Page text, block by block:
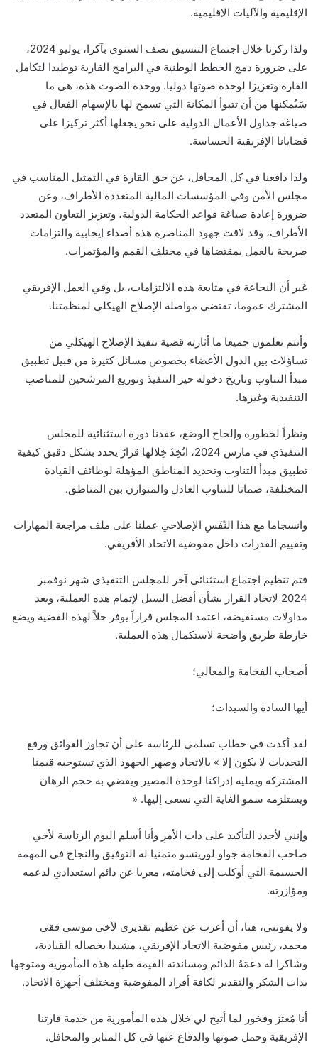
الإقليمية والآليات الإقليمية.
ولذا ركزنا خلال اجتماع التنسيق نصف السنوي بآكرا، يوليو 2024،
على ضرورة دمج الخطط الوطنية في البرامج القارية توطيدا لتكامل
القارة وتعزيزا لوحدة صوتها دوليا. ووحدة الصوت هذه، هي ما
سَيُمكنها من أن تتبوأ المكانة التي تسمح لها بالإسهام الفعال في
صياغة جداول الأعمال الدولية على نحو يجعلها أكثر تركيزا على
قضايانا الإفريقية الحساسة.
ولذا دافعنا في كل المحافل، عن حق القارة في التمثيل المناسب في
مجلس الأمن وفي المؤسسات المالية المتعددة الأطراف، وعن
ضرورة إعادة صياغة قواعد الحكامة الدولية، وتعزيز التعاون المتعدد
الأطراف، وقد لاقت جهود المناصرةِ هذه أصداء إيجابية والتزامات
صريحة بالعمل بمقتضاها في مختلف القمم والمؤتمرات.
غير أن النجاعة في متابعة هذه الالتزامات، بل وفي العمل الإفريقي
المشترك عموما، تقتضي مواصلة الإصلاح الهيكلي لمنظمتنا.
وأنتم تعلمون جميعا ما أثارته قضية تنفيذ الإصلاح الهيكلي من
تساؤلات بين الدول الأعضاء بخصوص مسائل كثيرة من قبيل تطبيق
مبدأ التناوب وتاريخ دخوله حيز التنفيذ وتوزيع المرشحين للمناصب
التنفيذية وغيرها.
ونظراً لخطورة وإلحاح الوضع، عقدنا دورة استثنائية للمجلس
التنفيذي في مارس 2024، اتُخِذَ خِلالها قرارٌ يحدد بشكل دقيق كيفية
تطبيق مبدأ التناوب وتحديد المناطق المؤهلة لوظائف القيادة
المختلفة، ضمانا للتناوب العادل والمتوازن بين المناطق.
وانسجاما مع هذا النّفَسِ الإصلاحي عملنا على ملف مراجعة المهارات
وتقييم القدرات داخل مفوضية الاتحاد الأفريقي.
فتم تنظيم اجتماع استثنائي آخر للمجلس التنفيذي شهر نوفمبر
2024 لاتخاذ القرار بشأن أفضل السبل لإتمام هذه العملية، وبعد
مداولات مستفيضة، اعتمد المجلس قراراً يوفر حلاً لهذه القضية ويضع
خارطة طريق واضحة لاستكمال هذه العملية.
أصحاب الفخامة والمعالي؛
أيها السادة والسيدات؛
لقد أكدت في خطاب تسلمي للرئاسة على أن تجاوز العوائق ورفع
التحديات لا يكون إلا » بالاتحاد وصهر الجهود الذي تستوجبه قيمنا
المشتركة ويمليه إدراكنا لوحدة المصير ويقضي به حجم الرهان
ويستلزمه سمو الغاية التي نسعى إليها. «
وإنني لأجدد التأكيد على ذات الأمرِ وأنا أسلم اليوم الرئاسة لأخي
صاحب الفخامة جواو لورينسو متمنيا له التوفيق والنجاح في المهمة
الجسيمة التي أوكلت إلى فخامته، معربا عن دائم استعدادي لدعمه
ومؤازرته.
ولا يفوتني، هنا، أن أعرب عن عظيم تقديري لأخي موسى فقي
محمد، رئيس مفوضية الاتحاد الإفريقي، مشيدا بخصاله القيادية،
وشاكرا له دعمَهُ الدائم ومساندته القيمة طيلة هذه المأمورية ومتوجها
بذات الشكر والتقدير لكافة أفراد المفوضية ومختلف أجهزة الاتحاد.
أنا مُعتز وفخور لما أتيح لي خلال هذه المأمورية من خدمة قارتنا
الإفريقية وحمل صوتها والدفاع عنها في كل المنابر والمحافل.